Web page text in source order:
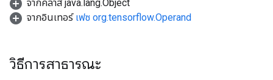
จากคลาส java.lang.Object
จากอินเทอร์ เฟซ org.tensorflow.Operand
วิธีการสาธารณะ